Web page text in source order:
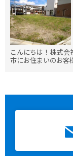
こんにちは！株式会
市にお住まいのお